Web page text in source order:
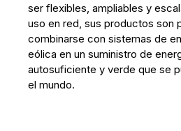
ser flexibles, ampliables y
uso en red, sus productos son
combinarse con sistemas de
eólica en un suministro de
autosuficiente y verde que se
el mundo.